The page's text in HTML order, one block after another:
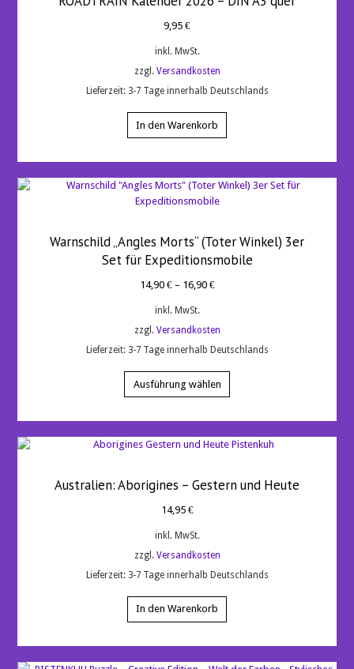
9,95 €
inkl. MwSt.
zzgl. Versandkosten
Lieferzeit: 3-7 Tage innerhalb Deutschlands
In den Warenkorb
Warnschild „Angles Morts“ (Toter Winkel) 3er
Set für Expeditionsmobile
14,90 €– 16,90 €
inkl. MwSt.
zzgl. Versandkosten
Lieferzeit: 3-7 Tage innerhalb Deutschlands
Ausführung wählen
weist
auf.
Optionen
werden
Australien: Aborigines – Gestern und Heute
14,95 €
inkl. MwSt.
zzgl. Versandkosten
Lieferzeit: 3-7 Tage innerhalb Deutschlands
In den Warenkorb